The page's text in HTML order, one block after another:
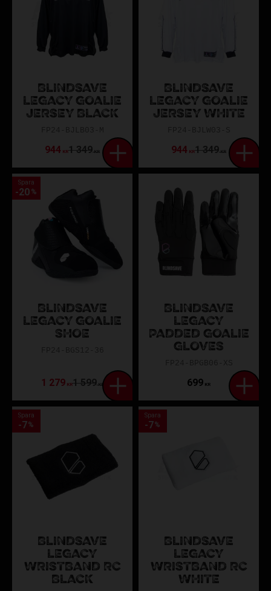
BLINDSAVE
LEGACY GOALIE
JERSEY BLACK
944 KR1 349KR
BLINDSAVE
LEGACY GOALIE
JERSEY WHITE
944 KR1 349KR
BLINDSAVE
LEGACY GOALIE
SHOE
1 279KR1 599KR
Spara
20 %
BLINDSAVE
LEGACY
PADDED GOALIE
GLOVES
699 KR
BLINDSAVE
LEGACY
WRISTBAND RC
BLACK
Spara
7%
BLINDSAVE
LEGACY
WRISTBAND RC
WHITE
Spara
7%